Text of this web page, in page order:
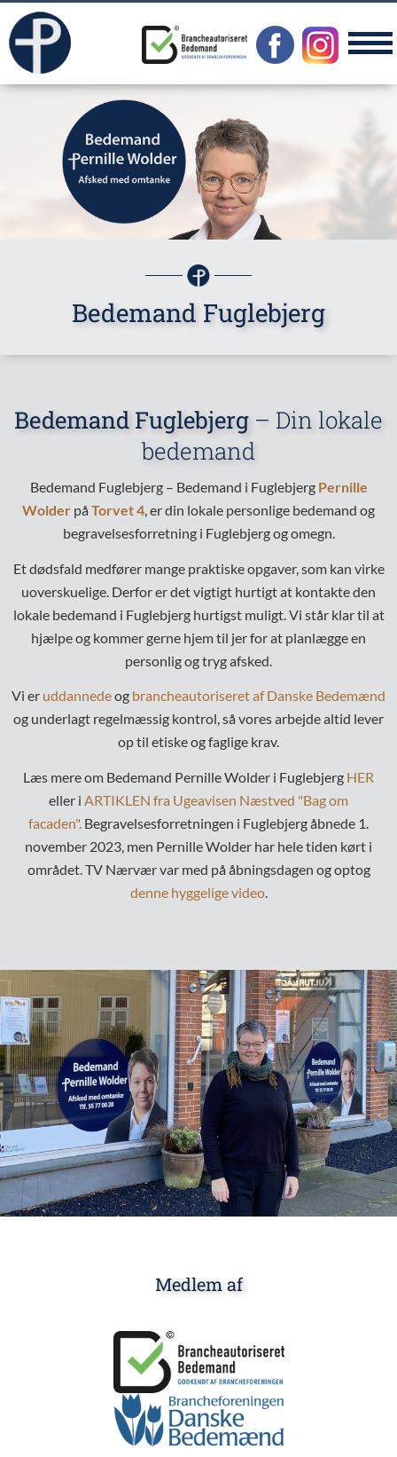
Bedemand Fuglebjerg
Bedemand Fuglebjerg – Din lokale
bedemand
Bedemand Fuglebjerg – Bedemand i Fuglebjerg Pernille
Wolder på Torvet 4, er din lokale personlige bedemand og
begravelsesforretning i Fuglebjerg og omegn.
Et dødsfald medfører mange praktiske opgaver, som kan virke
uoverskuelige. Derfor er det vigtigt hurtigt at kontakte den
lokale bedemand i Fuglebjerg hurtigst muligt. Vi står klar til at
hjælpe og kommer gerne hjem til jer for at planlægge en
personlig og tryg afsked.
Vi er uddannedeog brancheautoriseret af Danske Bedemænd
og underlagt regelmæssig kontrol, så vores arbejde altid lever
op til etiske og faglige krav.
Læs mere om Bedemand Pernille Wolder i Fuglebjerg HER
eller i ARTIKLEN fra Ugeavisen Næstved "Bag om
facaden". Begravelsesforretningen i Fuglebjerg åbnede 1.
november 2023, men Pernille Wolder har hele tiden kørt i
området. TV Nærvær var med på åbningsdagen og optog
denne hyggelige video.
Medlem af